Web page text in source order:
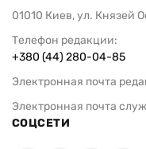
01010 Киев, ул. Князей
Телефон редакции:
+380 (44) 280-04-85
Электронная почта
Электронная почта
СОЦСЕТИ